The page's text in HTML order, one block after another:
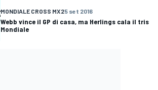
MONDIALE CROSS MX25 set 2016
Webb vince il GP di casa, ma Herlings cala il tris
Mondiale